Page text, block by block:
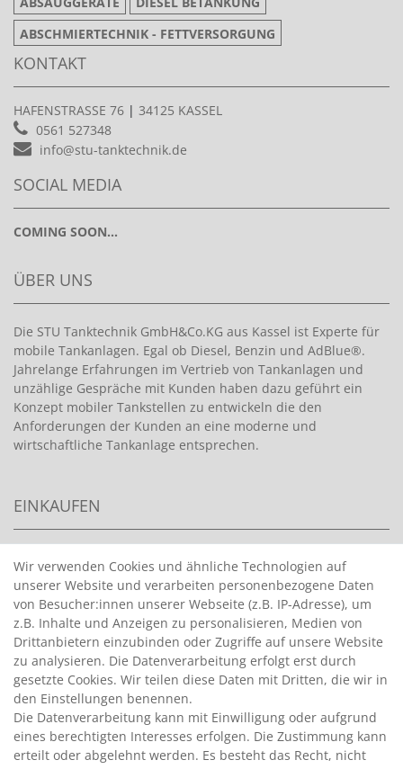
ABSCHMIERTECHNIK - FETTVERSORGUNG
KONTAKT
HAFENSTRASSE 76 | 34125 KASSEL
0561 527348
info@stu-tanktechnik.de
SOCIAL MEDIA
COMING SOON...
ÜBER UNS
Die STU Tanktechnik GmbH&Co.KG aus Kassel ist Experte für
mobile Tankanlagen. Egal ob Diesel, Benzin und AdBlue®.
Jahrelange Erfahrungen im Vertrieb von Tankanlagen und
unzählige Gespräche mit Kunden haben dazu geführt ein
Konzept mobiler Tankstellen zu entwickeln die den
Anforderungen der Kunden an eine moderne und
wirtschaftliche Tankanlage entsprechen.
EINKAUFEN
HANDPUMPEN FÜR BENZIN
>
HANDPUMPEN FÜR ÖLE
>
TANKANLAGEN
>
ADBLUE® BETANKUNG
INFORMATIONEN
> FAQ
Wir verwenden Cookies und ähnliche Technologien auf
unserer Website und verarbeiten personenbezogene Daten
von Besucher:innen unserer Webseite (z.B. IP-Adresse), um
z.B. Inhalte und Anzeigen zu personalisieren, Medien von
Drittanbietern einzubinden oder Zugriffe auf unsere Website
zu analysieren. Die Datenverarbeitung erfolgt erst durch
gesetzte Cookies. Wir teilen diese Daten mit Dritten, die wir in
den Einstellungen benennen.
Die Datenverarbeitung kann mit Einwilligung oder aufgrund
eines berechtigten Interesses erfolgen. Die Zustimmung kann
erteilt oder abgelehnt werden. Es besteht das Recht, nicht